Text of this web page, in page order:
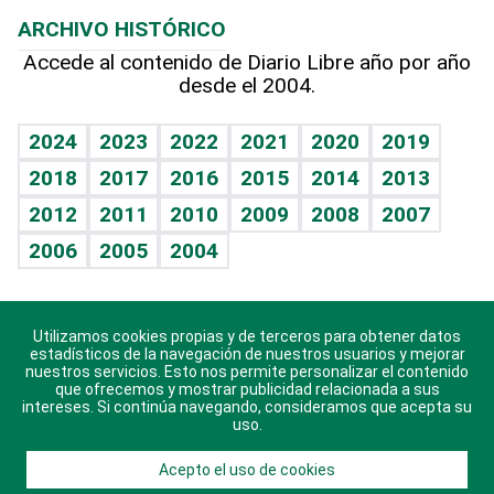
Hablando con el pediatra
Vida y familia
Eñe
Celebrando la vida
Sin complejos
En pocas palabras
Escuchando al corazón
Economía Personal
Línea de hit
TBT Deportivo
Hecho en casa
Guía del dinero
Cumpleaños
Horóscopos
Crucigramas
ARCHIVO HISTÓRICO
Accede al contenido de Diario Libre año por año
desde el 2004.
2024 2023 2022 2021 2020
2019
2018
2017 2016 2015 2014
2013
2012
2011 2010 2009 2008
2007
2006
2005 2004
Descarga nuestras aplicaciones para Android, iOS y
sistema Huawei.
© 2021 Diario Libre, todos los derechos reservados.
Utilizamos cookies propias y de terceros para obtener datos
estadísticos de la navegación de nuestros usuarios y mejorar
nuestros servicios. Esto nos permite personalizar el contenido
que ofrecemos y mostrar publicidad relacionada a sus
intereses. Si continúa navegando, consideramos que acepta su
uso.
Acepto el uso de cookies